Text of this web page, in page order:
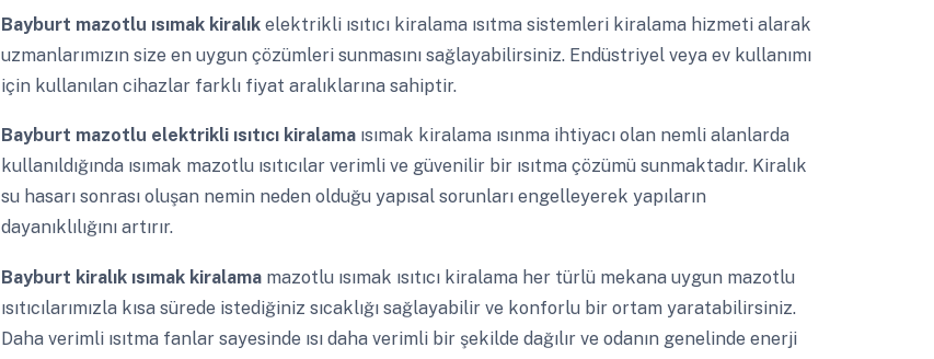
Bayburt mazotlu ısımak kiralık elektrikli ısıtıcı kiralama ısıtma sistemleri kiralama hizmeti alarak
uzmanlarımızın size en uygun çözümleri sunmasını sağlayabilirsiniz. Endüstriyel veya ev kullanımı
için kullanılan cihazlar farklı fiyat aralıklarına sahiptir.
Bayburt mazotlu elektrikli ısıtıcı kiralama ısımak kiralama ısınma ihtiyacı olan nemli alanlarda
kullanıldığında ısımak mazotlu ısıtıcılar verimli ve güvenilir bir ısıtma çözümü sunmaktadır. Kiralık
su hasarı sonrası oluşan nemin neden olduğu yapısal sorunları engelleyerek yapıların
dayanıklılığını artırır.
Bayburt kiralık ısımak kiralama mazotlu ısımak ısıtıcı kiralama her türlü mekana uygun mazotlu
ısıtıcılarımızla kısa sürede istediğiniz sıcaklığı sağlayabilir ve konforlu bir ortam yaratabilirsiniz.
Daha verimli ısıtma fanlar sayesinde ısı daha verimli bir şekilde dağılır ve odanın genelinde enerji